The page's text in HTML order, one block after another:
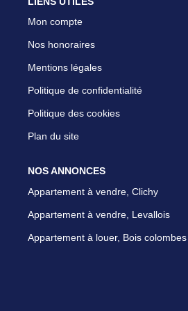
Mon compte
Nos honoraires
Mentions légales
Politique de confidentialité
Politique des cookies
Plan du site
NOS ANNONCES
Appartement à vendre, Clichy
Appartement à vendre, Levallois
Appartement à louer, Bois colombes